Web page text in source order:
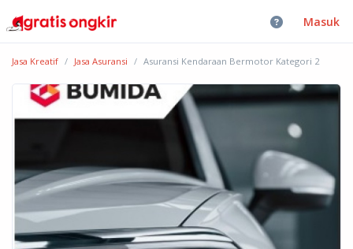
Masuk
Jasa Kreatif Jasa Asuransi Asuransi Kendaraan Bermotor Kategori 2